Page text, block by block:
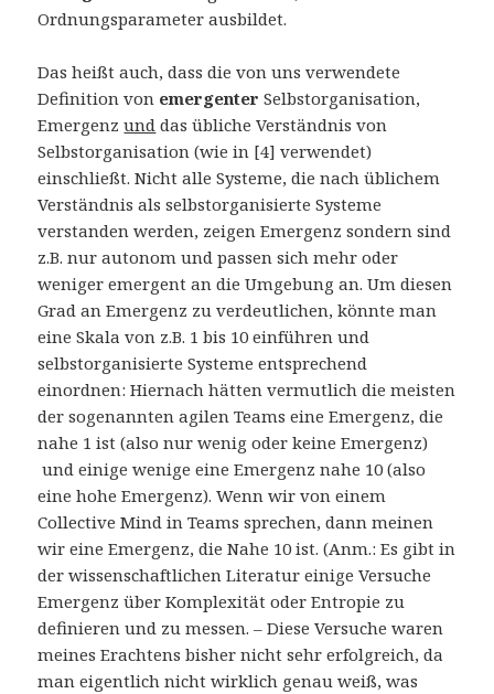
Ordnungsparameter ausbildet.
Das heißt auch, dass die von uns verwendete
Definition von emergenterSelbstorganisation,
Emergenzund das übliche Verständnis von
Selbstorganisation (wie in [4] verwendet)
einschließt. Nicht alle Systeme, die nach üblichem
Verständnis als selbstorganisierte Systeme
verstanden werden, zeigen Emergenz sondern sind
z.B. nur autonom und passen sich mehr oder
weniger emergent an die Umgebung an. Um diesen
Grad an Emergenz zu verdeutlichen, könnte man
eine Skala von z.B. 1 bis 10 einführen und
selbstorganisierte Systeme entsprechend
einordnen: Hiernach hätten vermutlich die meisten
der sogenannten agilen Teams eine Emergenz, die
nahe 1 ist (also nur wenig oder keine Emergenz)
und einige wenige eine Emergenz nahe 10 (also
eine hohe Emergenz). Wenn wir von einem
Collective Mind in Teams sprechen, dann meinen
wir eine Emergenz, die Nahe 10 ist. (Anm.: Es gibt in
der wissenschaftlichen Literatur einige Versuche
Emergenz über Komplexität oder Entropie zu
definieren und zu messen. – Diese Versuche waren
meines Erachtens bisher nicht sehr erfolgreich, da
man eigentlich nicht wirklich genau weiß, was